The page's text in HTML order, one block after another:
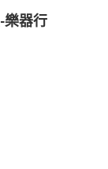
樂器行